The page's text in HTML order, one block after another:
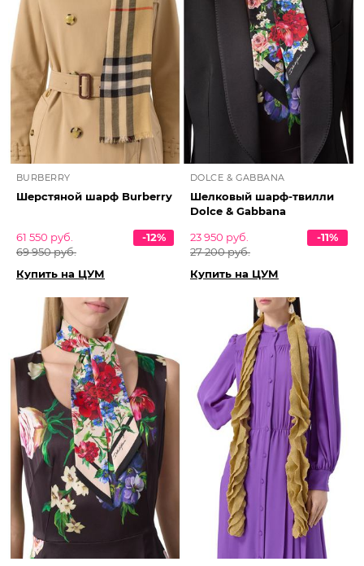
BURBERRY
Шерстяной шарф Burberry
61 550 руб.
69 950 руб.
-12%
Купить на ЦУМ
DOLCE & GABBANA
Шелковый шарф-твилли
Dolce & Gabbana
23 950 руб.
27 200 руб.
-11%
Купить на ЦУМ